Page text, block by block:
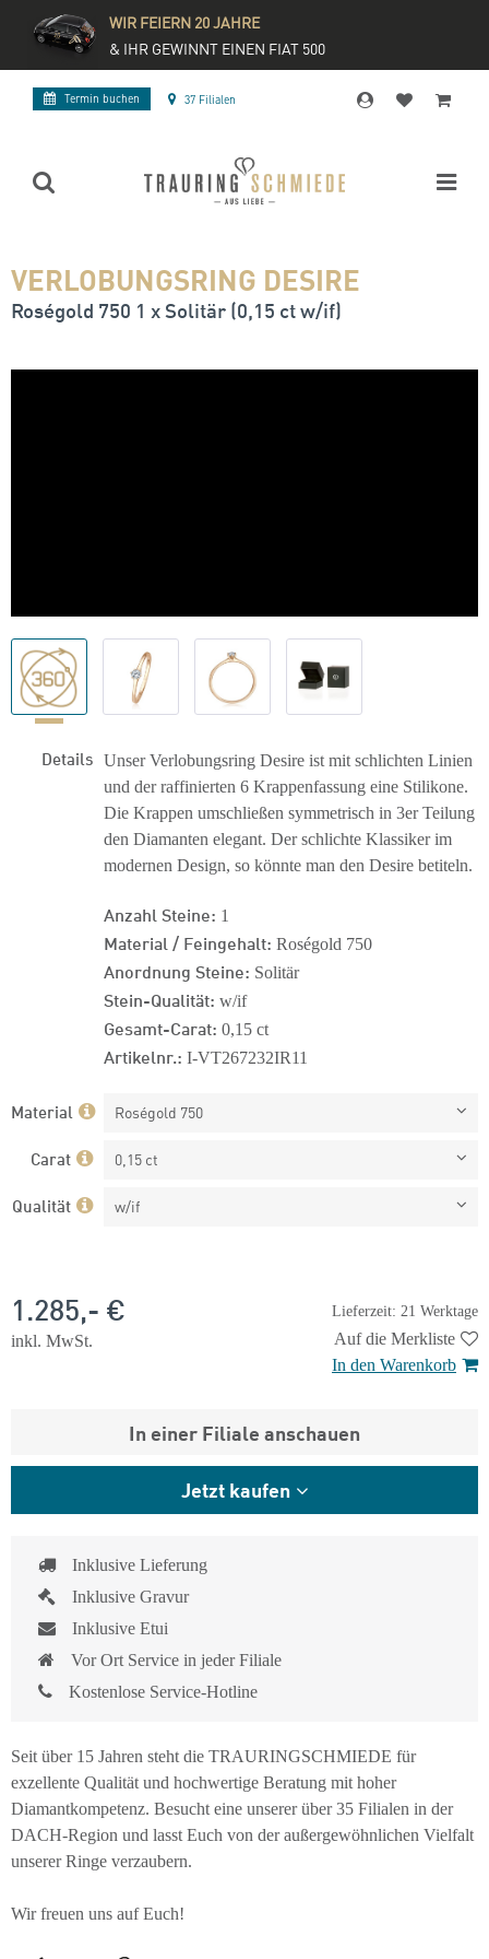
WIR FEIERN 20 JAHRE
& IHR GEWINNT EINEN FIAT 500
Termin buchen 37 Filialen
VERLOBUNGSRING DESIRE
Roségold 750 1 x Solitär (0,15 ct w/if)
Details Unser Verlobungsring Desire ist mit schlichten Linien
und der raffinierten 6 Krappenfassung eine Stilikone.
Die Krappen umschließen symmetrisch in 3er Teilung
den Diamanten elegant. Der schlichte Klassiker im
modernen Design, so könnte man den Desire betiteln.
Anzahl Steine: 1
Material / Feingehalt: Roségold 750
Anordnung Steine: Solitär
Stein-Qualität: w/if
Gesamt-Carat: 0,15 ct
Artikelnr.: I-VT267232IR11
Material Roségold 750
Carat 0,15 ct
Qualität w/if
Lieferzeit: 21 Werktage
1.285,- €
inkl. MwSt.
Auf die Merkliste
In den Warenkorb
In einer Filiale anschauen
Jetzt kaufen
Inklusive Lieferung
Inklusive Gravur
Inklusive Etui
Vor Ort Service in jeder Filiale
Kostenlose Service-Hotline
Seit über 15 Jahren steht die TRAURINGSCHMIEDE für
exzellente Qualität und hochwertige Beratung mit hoher
Diamantkompetenz. Besucht eine unserer über 35 Filialen in der
DACH-Region und lasst Euch von der außergewöhnlichen Vielfalt
unserer Ringe verzaubern.
Wir freuen uns auf Euch!